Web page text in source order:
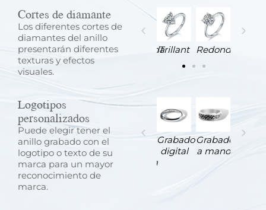
Cortes de diamante
Los diferentes cortes de
diamantes del anillo
presentarán diferentes
texturas y efectos
visuales.
Pera Oval Corazón EsmeraldaTrillant Redondo
Logotipos
personalizados
Puede elegir tener el
anillo grabado con el
logotipo o texto de su
marca para un mayor
reconocimiento de
marca.
Grabado
a
máquina
Grabado
digital
Grabado
a mano
Grabado
máquina
Grabado
digital
Grabado
a mano